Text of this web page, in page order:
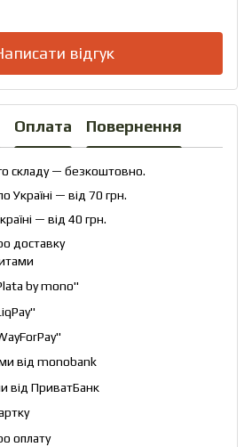
відгук
Оплата Повернення
складу — безкоштовно.
— від 70 грн.
— від 40 грн.
доставку
by mono"
"
"
від monobank
від ПриватБанк
оплату